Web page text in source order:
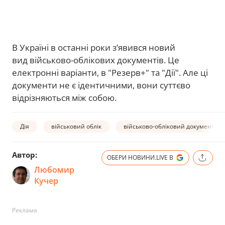
В Україні в останні роки з’явився новий
вид військово-облікових документів. Це
електронні варіанти, в "Резерв+" та "Дії". Але ці
документи не є ідентичними, вони суттєво
відрізняються між собою.
Дія військовий облік військово-обліковий документ
Автор:
Любомир
Кучер
ОБЕРИ НОВИНИ.LIVE В
Реклама